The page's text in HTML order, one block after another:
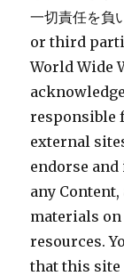
一切責任を
or third
World Wide
responsible
external
endorse
any
materials
resources.
that this site